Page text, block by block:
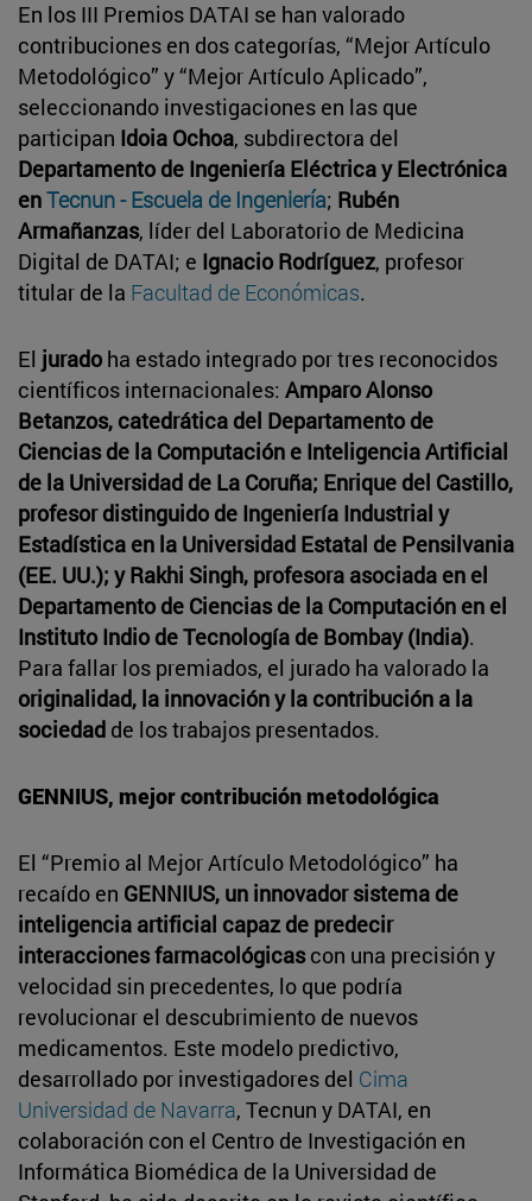
En los III Premios DATAI se han valorado
contribuciones en dos categorías, “Mejor Artículo
Metodológico” y “Mejor Artículo Aplicado”,
seleccionando investigaciones en las que
participan Idoia Ochoa, subdirectora del
Departamento de Ingeniería Eléctrica y Electrónica
enTecnun - Escuela de Ingeniería; Rubén
Armañanzas, líder del Laboratorio de Medicina
Digital de DATAI; e Ignacio Rodríguez, profesor
titular de la Facultad de Económicas.
El jurado ha estado integrado por tres reconocidos
científicos internacionales: Amparo Alonso
Betanzos, catedrática del Departamento de
Ciencias de la Computación e Inteligencia Artificial
de la Universidad de La Coruña; Enrique del Castillo,
profesor distinguido de Ingeniería Industrial y
Estadística en la Universidad Estatal de Pensilvania
(EE. UU.); y Rakhi Singh, profesora asociada en el
Departamento de Ciencias de la Computación en el
Instituto Indio de Tecnología de Bombay (India).
Para fallar los premiados, el jurado ha valorado la
originalidad, la innovación y la contribución a la
sociedad de los trabajos presentados.
GENNIUS, mejor contribución metodológica
El “Premio al Mejor Artículo Metodológico” ha
recaído en GENNIUS, un innovador sistema de
inteligencia artificial capaz de predecir
interacciones farmacológicascon una precisión y
velocidad sin precedentes, lo que podría
revolucionar el descubrimiento de nuevos
medicamentos. Este modelo predictivo,
desarrollado por investigadores del Cima
Universidad de Navarra, Tecnun y DATAI, en
colaboración con el Centro de Investigación en
Informática Biomédica de la Universidad de